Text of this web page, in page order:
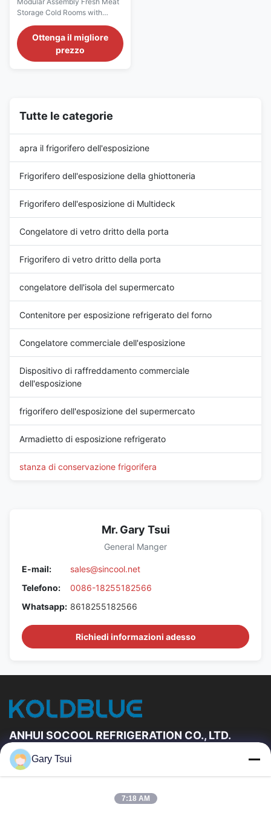
della carne fresca con il
sistema spaccato del
compressore di Bitzer
Storage Cold Rooms with
Introductions: Keep fresh meats
refrigerated at temperatures of
-2 ℃ to 2 ℃ for as much time
Ottenga il migliore
prezzo
Tutte le categorie
apra il frigorifero dell'esposizione
Frigorifero dell'esposizione della ghiottoneria
Frigorifero dell'esposizione di Multideck
Congelatore di vetro dritto della porta
Frigorifero di vetro dritto della porta
congelatore dell'isola del supermercato
Contenitore per esposizione refrigerato del forno
Congelatore commerciale dell'esposizione
Dispositivo di raffreddamento commerciale
dell'esposizione
frigorifero dell'esposizione del supermercato
Armadietto di esposizione refrigerato
stanza di conservazione frigorifera
Mr. Gary Tsui
General Manger
E-mail:
sales@sincool.net
Telefono:
0086-18255182566
Whatsapp: 8618255182566
Richiedi informazioni adesso
ANHUI SOCOOL REFRIGERATION CO., LTD.
Link Veloci
Circa Noi
Gary Tsui
7:18 AM